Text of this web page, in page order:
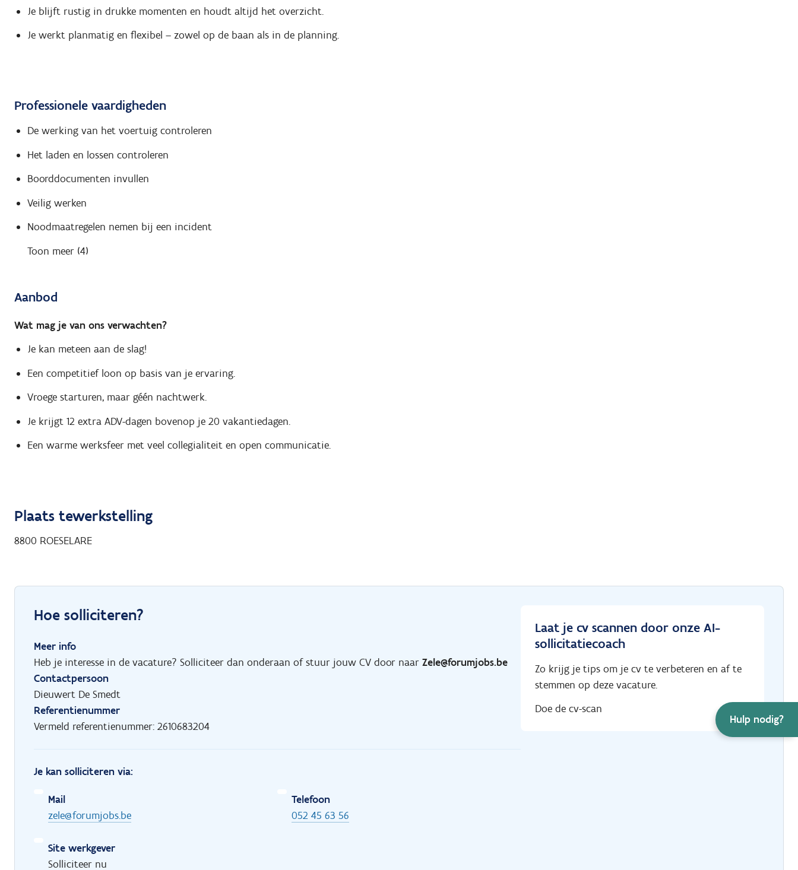
Hulp nodig?
Je blijft rustig in drukke momenten en houdt altijd het overzicht.
Je werkt planmatig en flexibel – zowel op de baan als in de planning.
Professionele vaardigheden
De werking van het voertuig controleren
Het laden en lossen controleren
Boorddocumenten invullen
Veilig werken
Noodmaatregelen nemen bij een incident
Toon meer (4)
Aanbod
Wat mag je van ons verwachten?
Je kan meteen aan de slag!
Een competitief loon op basis van je ervaring.
Vroege starturen, maar géén nachtwerk.
Je krijgt 12 extra ADV-dagen bovenop je 20 vakantiedagen.
Een warme werksfeer met veel collegialiteit en open communicatie.
Plaats tewerkstelling
8800 ROESELARE
Hoe solliciteren?
Meer info
Heb je interesse in de vacature? Solliciteer dan onderaan of stuur jouw CV door naar Zele@forumjobs.be
Contactpersoon
Dieuwert De Smedt
Referentienummer
Vermeld referentienummer: 2610683204
Je kan solliciteren via:
Mail
zele@forumjobs.be
Telefoon
052 45 63 56
Site werkgever
Solliciteer nu
Laat je cv scannen door onze AI-
sollicitatiecoach
Zo krijg je tips om je cv te verbeteren en af te
stemmen op deze vacature.
Doe de cv-scan